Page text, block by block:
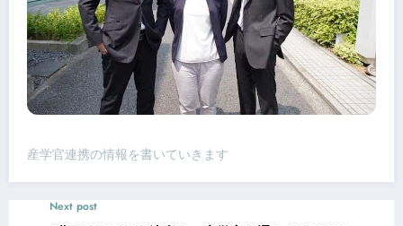
産学官連携の情報を書いていきます
Next post